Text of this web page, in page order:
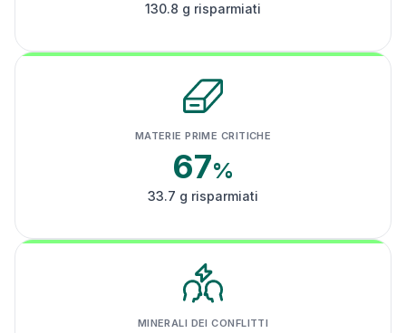
130.8 g risparmiati
MATERIE PRIME CRITICHE
67%
33.7 g risparmiati
MINERALI DEI CONFLITTI